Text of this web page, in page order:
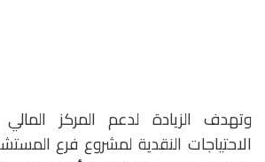
وتهدف الزيادة لدعم المركز
الاحتياجات النقدية لمشروع فرع